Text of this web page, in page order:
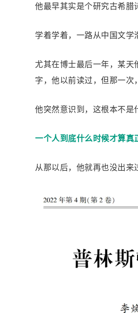
他最早其实是个研究古希腊
学着学着，一路从中国文学
尤其在博士最后一年，某天
字，他以前读过，但那一次
他突然意识到，这根本不
一个人到底什么时候才算真
从那以后，他就再也没出来